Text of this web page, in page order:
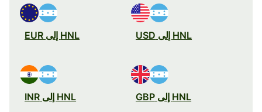
HNL إلى USD HNL إلى EUR
HNL إلى GBP HNL إلى INR